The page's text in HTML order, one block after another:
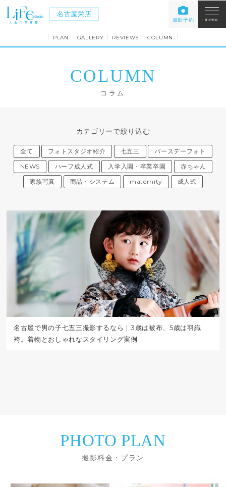
名古屋栄店
撮影予約 menu
PLAN GALLERY REVIEWS COLUMN
COLUMN
コラム
カテゴリーで絞り込む
全て フォトスタジオ紹介 七五三
バースデーフォト
NEWS
ハーフ成人式 入学入園・卒業卒園
赤ちゃん
家族写真
商品・システム maternity 成人式
名古屋で男の子七五三撮影するなら｜3歳は被布、5歳は羽織
袴。着物とおしゃれなスタイリング実例
PHOTO PLAN
撮影料金・プラン